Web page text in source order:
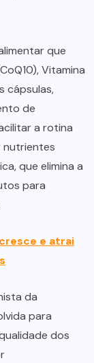
que
Vitamina
cápsulas,
de
a rotina
nutrientes
que elimina a
para
e atrai
da
para
dos